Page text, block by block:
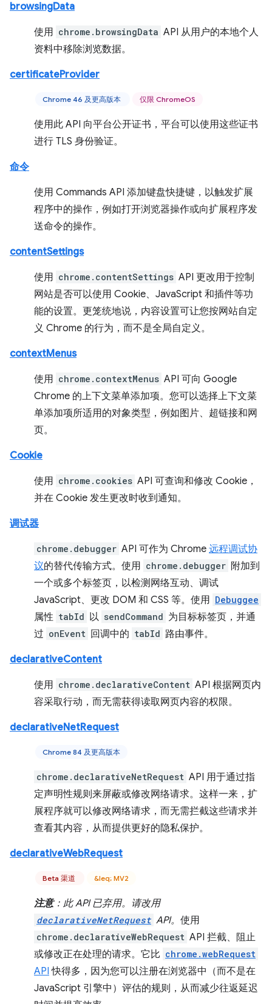
browsingData
使用 chrome.browsingData API 从用户的本地个人
资料中移除浏览数据。
certificateProvider
Chrome 46 及更高版本 仅限 ChromeOS
使用此 API 向平台公开证书，平台可以使用这些证书
进行 TLS 身份验证。
命令
使用 Commands API 添加键盘快捷键，以触发扩展
程序中的操作，例如打开浏览器操作或向扩展程序发
送命令的操作。
contentSettings
使用 chrome.contentSettings API 更改用于控制
网站是否可以使用 Cookie、JavaScript 和插件等功
能的设置。更笼统地说，内容设置可让您按网站自定
义 Chrome 的行为，而不是全局自定义。
contextMenus
使用 chrome.contextMenus API 可向 Google
Chrome 的上下文菜单添加项。您可以选择上下文菜
单添加项所适用的对象类型，例如图片、超链接和网
页。
Cookie
使用 chrome.cookies API 可查询和修改 Cookie，
并在 Cookie 发生更改时收到通知。
调试器
chrome.debugger API 可作为 Chrome 远程调试协
议的替代传输方式。使用 chrome.debugger 附加到
一个或多个标签页，以检测网络互动、调试
JavaScript、更改 DOM 和 CSS 等。使用 Debuggee
属性 tabId 以 sendCommand 为目标标签页，并通
过 onEvent 回调中的 tabId 路由事件。
declarativeContent
使用 chrome.declarativeContent API 根据网页内
容采取行动，而无需获得读取网页内容的权限。
declarativeNetRequest
Chrome 84 及更高版本
chrome.declarativeNetRequest API 用于通过指
定声明性规则来屏蔽或修改网络请求。这样一来，扩
展程序就可以修改网络请求，而无需拦截这些请求并
查看其内容，从而提供更好的隐私保护。
declarativeWebRequest
Beta 渠道 &leq; MV2
注意：此 API 已弃用。请改用
declarativeNetRequest API。 使用
chrome.declarativeWebRequest API 拦截、阻止
或修改正在处理的请求。它比 chrome.webRequest
API 快得多，因为您可以注册在浏览器中（而不是在
JavaScript 引擎中）评估的规则，从而减少往返延迟